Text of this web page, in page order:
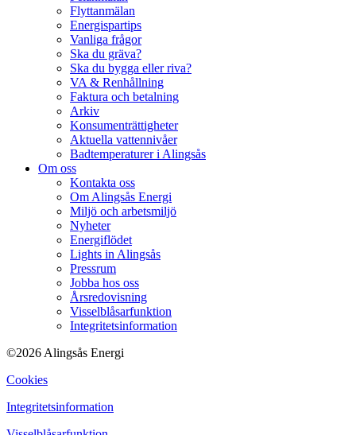
Flyttanmälan
Energispartips
Vanliga frågor
Ska du gräva?
Ska du bygga eller riva?
VA & Renhållning
Faktura och betalning
Arkiv
Konsumenträttigheter
Aktuella vattennivåer
Badtemperaturer i Alingsås
Om oss
Kontakta oss
Om Alingsås Energi
Miljö och arbetsmiljö
Nyheter
Energiflödet
Lights in Alingsås
Pressrum
Jobba hos oss
Årsredovisning
Visselblåsarfunktion
Integritetsinformation
©2026 Alingsås Energi
Cookies
Integritetsinformation